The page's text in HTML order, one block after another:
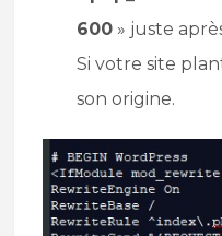
600 » juste
Si votre site
son origine.